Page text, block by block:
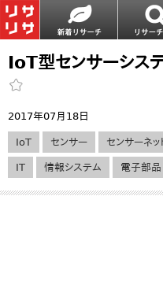
IoT型センサーシス
2017年07月18日
IoT センサー センサーネッ
IT 情報システム 電子部品